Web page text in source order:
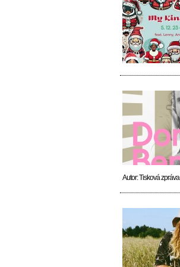
Autor:Tisková zpráva